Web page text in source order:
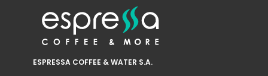
ESPRESSA COFFEE & WATER S.A.